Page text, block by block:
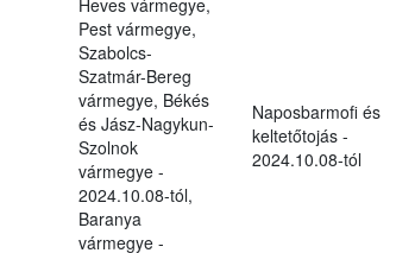
Pest vármegye,
Szabolcs-
Szatmár-Bereg
vármegye, Békés
és Jász-Nagykun-
Szolnok
vármegye -
2024.10.08-tól,
Baranya
vármegye -
Naposbarmofi és
keltetőtojás -
2024.10.08-tól